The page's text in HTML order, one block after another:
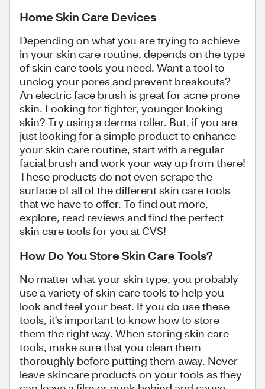
Home Skin Care Devices
Depending on what you are trying to achieve
in your skin care routine, depends on the type
of skin care tools you need. Want a tool to
unclog your pores and prevent breakouts?
An electric face brush is great for acne prone
skin. Looking for tighter, younger looking
skin? Try using a derma roller. But, if you are
just looking for a simple product to enhance
your skin care routine, start with a regular
facial brush and work your way up from there!
These products do not even scrape the
surface of all of the different skin care tools
that we have to offer. To find out more,
explore, read reviews and find the perfect
skin care tools for you at CVS!
How Do You Store Skin Care Tools?
No matter what your skin type, you probably
use a variety of skin care tools to help you
look and feel your best. If you do use these
tools, it's important to know how to store
them the right way. When storing skin care
tools, make sure that you clean them
thoroughly before putting them away. Never
leave skincare products on your tools as they